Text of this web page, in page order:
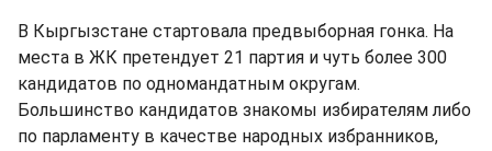
В Кыргызстане стартовала предвыборная гонка. На
места в ЖК претендует 21 партия и чуть более 300
кандидатов по одномандатным округам.
Большинство кандидатов знакомы избирателям либо
по парламенту в качестве народных избранников,